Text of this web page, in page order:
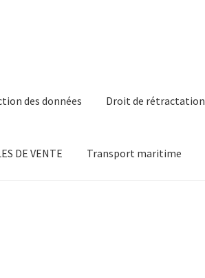
des données Droit de rétractation
DE VENTE Transport maritime